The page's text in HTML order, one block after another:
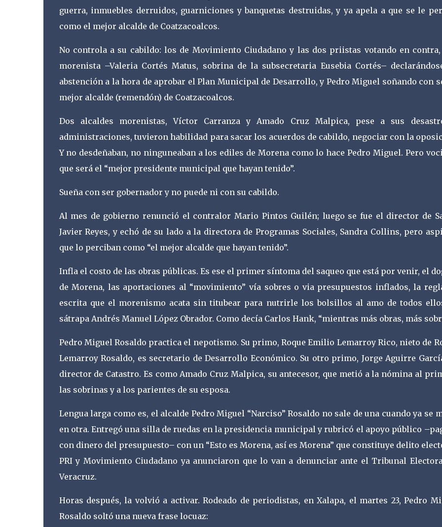
guerra, inmuebles derruidos, guarniciones y banquetas destruidas, y ya apela a que se le
como el mejor alcalde de Coatzacoalcos.
No controla a su cabildo: los de Movimiento Ciudadano y las dos priistas votando en
morenista –Valeria Cortés Matus, sobrina de la subsecretaria Eusebia Cortés–
abstención a la hora de aprobar el Plan Municipal de Desarrollo, y Pedro Miguel soñando con
mejor alcalde (remendón) de Coatzacoalcos.
Dos alcaldes morenistas, Víctor Carranza y Amado Cruz Malpica, pese a sus
administraciones, tuvieron habilidad para sacar los acuerdos de cabildo, negociar con la
Y no desdeñaban, no ninguneaban a los ediles de Morena como lo hace Pedro Miguel. Pero
que será el “mejor presidente municipal que hayan tenido”.
Sueña con ser gobernador y no puede ni con su cabildo.
Al mes de gobierno renunció el contralor Mario Pintos Guilén; luego se fue el director de
Javier Reyes, y echó de su lado a la directora de Programas Sociales, Sandra Collins, pero
que lo perciban como “el mejor alcalde que hayan tenido”.
Infla el costo de las obras públicas. Es ese el primer síntoma del saqueo que está por venir, el
de Morena, las aportaciones al “movimiento” vía sobres o via presupuestos inflados, la
escrita que el morenismo acata sin titubear para nutrirle los bolsillos al amo de todos
sátrapa Andrés Manuel López Obrador. Como decía Carlos Hank, “mientras más obras, más
Pedro Miguel Rosaldo practica el nepotismo. Su primo, Roque Emilio Lemarroy Rico, nieto de
Lemarroy Rosaldo, es secretario de Desarrollo Económico. Su otro primo, Jorge Aguirre
director de Catastro. Es como Amado Cruz Malpica, su antecesor, que metió a la nómina al
las sobrinas y a los parientes de su esposa.
Lengua larga como es, el alcalde Pedro Miguel “Narciso” Rosaldo no sale de una cuando ya se
en otra. Entregó una silla de ruedas en la presidencia municipal y rubricó el apoyo público
con dinero del presupuesto– con un “Esto es Morena, así es Morena” que constituye delito
PRI y Movimiento Ciudadano ya anunciaron que lo van a denunciar ante el Tribunal
Veracruz.
Horas después, la volvió a activar. Rodeado de periodistas, en Xalapa, el martes 23, Pedro
Rosaldo soltó una nueva frase locuaz: